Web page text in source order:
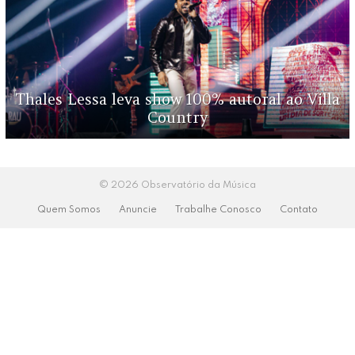
Thales Lessa leva show 100% autoral ao Villa
Country
© 2026 Observatório da Música
Quem Somos Anuncie Trabalhe Conosco Contato